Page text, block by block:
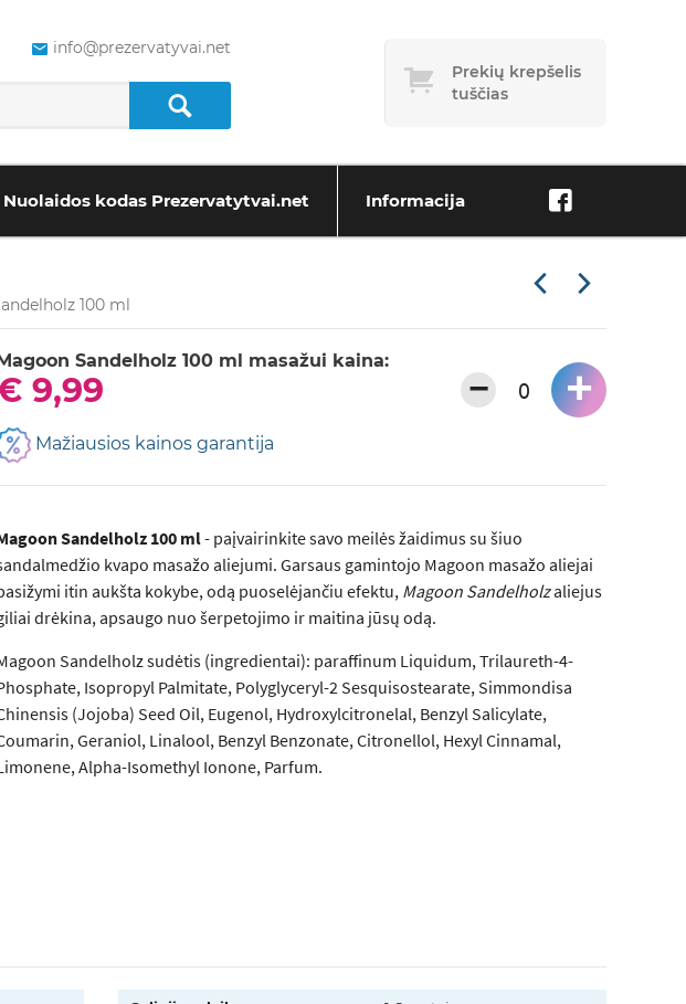
info@prezervatyvai.net
Prekių krepšelis
tuščias
Nuolaidos kodas Prezervatytvai.net Informacija
100 ml
Sandelholz 100 ml masažui kaina:
9,99 − +
Mažiausios kainos garantija
Sandelholz 100 ml- paįvairinkite savo meilės žaidimus su šiuo
kvapo masažo aliejumi. Garsaus gamintojo Magoon masažo aliejai
itin aukšta kokybe, odą puoselėjančiu efektu, Magoon Sandelholzaliejus
drėkina, apsaugo nuo šerpetojimo ir maitina jūsų odą.
Sandelholz sudėtis (ingredientai): paraffinum Liquidum, Trilaureth-4-
Isopropyl Palmitate, Polyglyceryl-2 Sesquisostearate, Simmondisa
(Jojoba) Seed Oil, Eugenol, Hydroxylcitronelal, Benzyl Salicylate,
Geraniol, Linalool, Benzyl Benzonate, Citronellol, Hexyl Cinnamal,
Alpha-Isomethyl Ionone, Parfum.